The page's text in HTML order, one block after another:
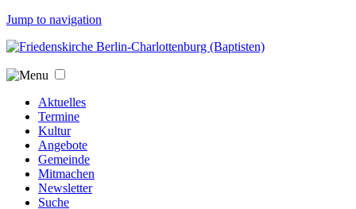
Jump to navigation
Aktuelles
Termine
Kultur
Angebote
Gemeinde
Mitmachen
Newsletter
Suche